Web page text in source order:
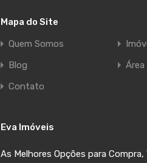
Mapa do Site
Quem Somos
Blog
Contato
Eva Imóveis
As Melhores Opções para Compra,